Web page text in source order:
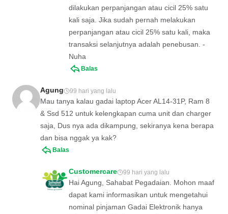
dilakukan perpanjangan atau cicil 25% satu
kali saja. Jika sudah pernah melakukan
perpanjangan atau cicil 25% satu kali, maka
transaksi selanjutnya adalah penebusan. -
Nuha
Balas
Agung 99 hari yang lalu
Mau tanya kalau gadai laptop Acer AL14-31P, Ram 8
& Ssd 512 untuk kelengkapan cuma unit dan charger
saja, Dus nya ada dikampung, sekiranya kena berapa
dan bisa nggak ya kak?
Balas
Customercare 99 hari yang lalu
Hai Agung, Sahabat Pegadaian. Mohon maaf
dapat kami informasikan untuk mengetahui
nominal pinjaman Gadai Elektronik hanya